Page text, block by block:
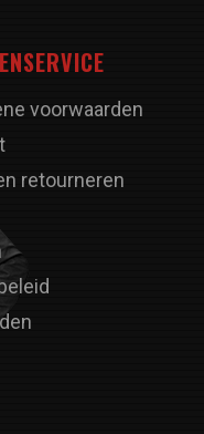
voorwaarden
retourneren